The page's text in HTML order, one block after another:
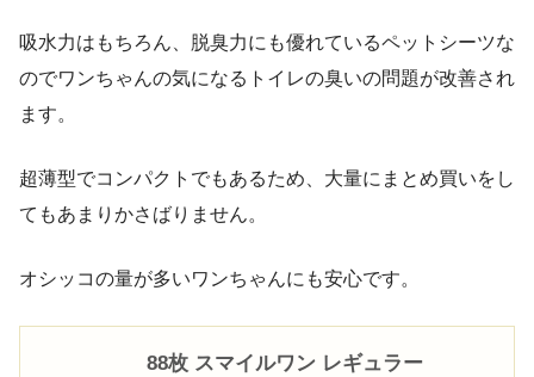
吸水力はもちろん、脱臭力にも優れているペットシーツな
のでワンちゃんの気になるトイレの臭いの問題が改善され
ます。
超薄型でコンパクトでもあるため、大量にまとめ買いをし
てもあまりかさばりません。
オシッコの量が多いワンちゃんにも安心です。
88枚 スマイルワン レギュラー